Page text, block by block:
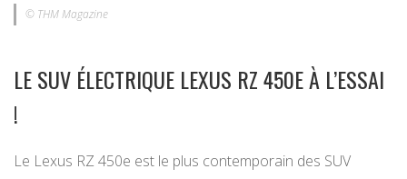
© THM Magazine
LE SUV ÉLECTRIQUE LEXUS RZ 450E À L’ESSAI
!
Le Lexus RZ 450e est le plus contemporain des SUV